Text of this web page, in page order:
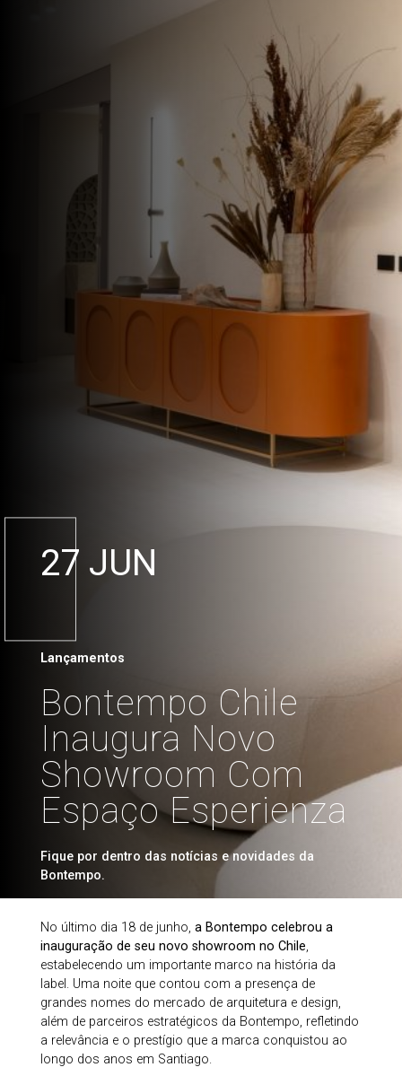
27 JUN
Lançamentos
Bontempo Chile
Inaugura Novo
Showroom Com
Espaço Esperienza
Fique por dentro das notícias e novidades da
Bontempo.
No último dia 18 de junho, a Bontempo celebrou a
inauguração de seu novo showroom no Chile,
estabelecendo um importante marco na história da
label. Uma noite que contou com a presença de
grandes nomes do mercado de arquitetura e design,
além de parceiros estratégicos da Bontempo, refletindo
a relevância e o prestígio que a marca conquistou ao
longo dos anos em Santiago.